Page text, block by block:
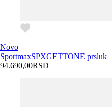
Novo
SportmaxSPXGETTONE prsluk
94.690,00RSD